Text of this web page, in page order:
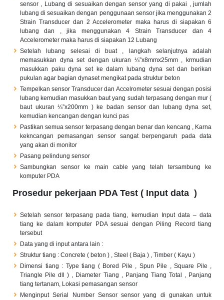
sensor , Lubang di sesuaikan dengan sensor yang di pakai , jumlah
lubang di sesuaikan dengan penggunaan sensor jika menggunakan 2
Strain Transducer dan 2 Accelerometer maka harus di siapakan 6
lubang dan , jika menggunakan 4 Strain Transducer dan 4
Accelerometer maka harus di siapakan 12 Lubang
Setelah lubang selesai di buat , langkah selanjutnya adalah
memasukkan dyna set dengan ukuran ¼”x8mmx25mm , krmudian
masukkan paku dyna set ke dalam lubang dyna set dan berikan
pukulan agar bagian dynaset mengikat pada struktur beton
Tempelkan sensor Transducer dan Accelrometer sesuai dengan posisi
lubang kemudian masukkan baut yang sudah terpasang dengan mur (
baut ukuran ¼”x200mm ) ke badan sensor dan lubang dyna set,
kemudian kencangan dengan kunci pas
Pastikan semua sensor terpasang dengan benar dan kencang , Karna
kekncangan pemasangan sensor sangat berpengaruh pada data
yang akan di monitor
Pasang pelindung sensor
Sambungkan sensor ke main cable yang telah tersambung ke
komputer PDA
Prosedur pekerjaan PDA Test ( Input data )
Setelah sensor terpasang pada tiang, kemudian Input data – data
tiang ke dalam komputer PDA sesuai dengan Piling Record tiang
tersebut
Data yang di input antara lain :
Struktur tiang : Concrete ( beton ) , Steel ( Baja ) , Timber ( Kayu )
Dimensi tiang : Type tiang ( Bored Pile , Spun Pile , Square Pile ,
Triangle Pile dll ) , Diameter Tiang , Panjang Tiang Total , Panjang
tiang tertanam, Lokasi pemasangan sensor
Menginput Serial Number Sensor sensor yang di gunakan untuk